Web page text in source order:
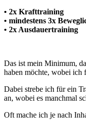
• 2x Krafttraining
• mindestens 3x
• 2x Ausdauertraining
Das ist mein Minimum,
haben möchte, wobei ich
Dabei strebe ich für ein
an, wobei es manchmal
Oft mache ich je nach